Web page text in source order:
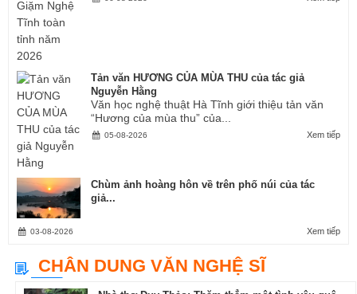
Tản văn HƯƠNG CỦA MÙA THU của tác giả
Nguyễn Hằng
Văn học nghệ thuật Hà Tĩnh giới thiệu tản văn
“Hương của mùa thu” của...
Xem tiếp
05-08-2026
Chùm ảnh hoàng hôn về trên phố núi của tác
giả...
Xem tiếp
03-08-2026
CHÂN DUNG VĂN NGHỆ SĨ